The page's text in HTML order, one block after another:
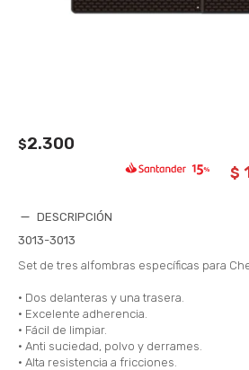
$2.300
$
DESCRIPCIÓN
3013-3013
Set de tres alfombras específicas para
• Dos delanteras y una trasera.
• Excelente adherencia.
• Fácil de limpiar.
• Anti suciedad, polvo y derrames.
• Alta resistencia a fricciones.